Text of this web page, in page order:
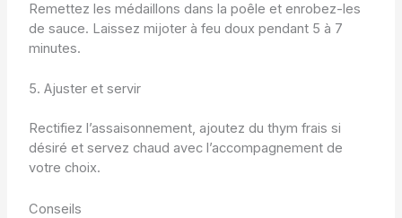
Remettez les médaillons dans la poêle et enrobez-les
de sauce. Laissez mijoter à feu doux pendant 5 à 7
minutes.
5. Ajuster et servir
Rectifiez l’assaisonnement, ajoutez du thym frais si
désiré et servez chaud avec l’accompagnement de
votre choix.
Conseils